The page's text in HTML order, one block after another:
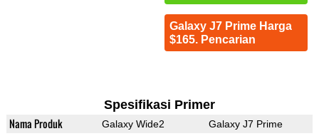
Galaxy J7 Prime Harga
$165. Pencarian
Spesifikasi Primer
Nama Produk Galaxy Wide2 Galaxy J7 Prime